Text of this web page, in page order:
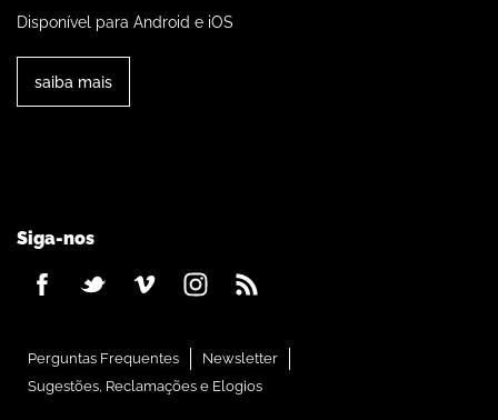
Disponível para Android e iOS
saiba mais
Siga-nos
Perguntas Frequentes
Newsletter
Sugestões, Reclamações e Elogios